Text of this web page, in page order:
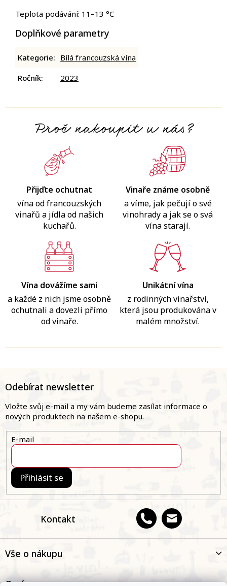
Proč nakoupit u nás?
Přijďte ochutnat
vína od francouzských
vinařů a jídla od našich
kuchařů.
Vinaře známe osobně
a víme, jak pečují o své
vinohrady a jak se o svá
vína starají.
Vína dovážíme sami
a každé z nich jsme osobně
ochutnali a dovezli přímo
od vinaře.
Unikátní vína
z rodinných vinařství,
která jsou produkována v
malém množství.
Teplota podávání: 11–13 °C
Doplňkové parametry
Kategorie: Bílá francouzská vína
Ročník: 2023
a
Kontakt
Odebírat newsletter
Vložte svůj e-mail a my vám budeme zasílat informace o
nových produktech na našem e-shopu.
E-mail
Přihlásit se
Vše o nákupu